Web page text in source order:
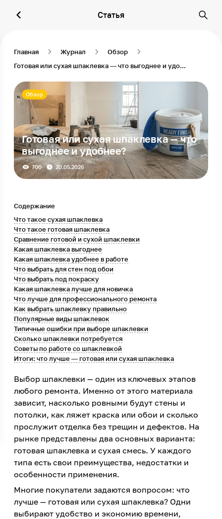
Статья
Главная Журнал
Обзор
Готовая или сухая шпаклевка — что выгоднее и удобнее?
Обзор
Готовая или сухая шпаклевка — что
выгоднее и удобнее?
700 20.05.2026
Содержание
Что такое сухая шпаклевка
Что такое готовая шпаклевка
Сравнение готовой и сухой шпаклевки
Какая шпаклевка выгоднее
Какая шпаклевка удобнее в работе
Что выбрать для стен под обои
Что выбрать под покраску
Какая шпаклевка лучше для новичка
Что лучше для профессионального ремонта
Как выбрать шпаклевку правильно
Популярные виды шпаклевок
Типичные ошибки при выборе шпаклевки
Сколько шпаклевки потребуется
Советы по работе со шпаклевкой
Итоги: что лучше — готовая или сухая шпаклевка
Выбор шпаклевки — один из ключевых этапов
любого ремонта. Именно от этого материала
зависит, насколько ровными будут стены и
потолки, как ляжет краска или обои и сколько
прослужит отделка без трещин и дефектов. На
рынке представлены два основных варианта:
готовая шпаклевка и сухая смесь. У каждого
типа есть свои преимущества, недостатки и
особенности применения.
Многие покупатели задаются вопросом: что
лучше — готовая или сухая шпаклевка? Одни
выбирают удобство и экономию времени,